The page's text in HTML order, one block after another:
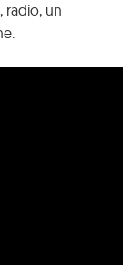
radio, un